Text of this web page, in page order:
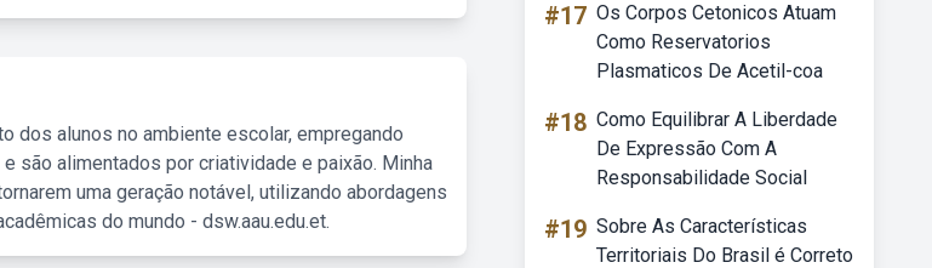
dos alunos no ambiente escolar, empregando
são alimentados por criatividade e paixão. Minha
uma geração notável, utilizando abordagens
do mundo - dsw.aau.edu.et.
#17 Os Corpos Cetonicos Atuam
Como Reservatorios
Plasmaticos De Acetil-coa
#18 Como Equilibrar A Liberdade
De Expressão Com A
Responsabilidade Social
#19 Sobre As Características
Territoriais Do Brasil é Correto